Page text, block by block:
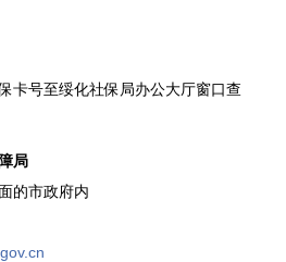
卡号至绥化社保局办公大厅窗口查
局
的市政府内